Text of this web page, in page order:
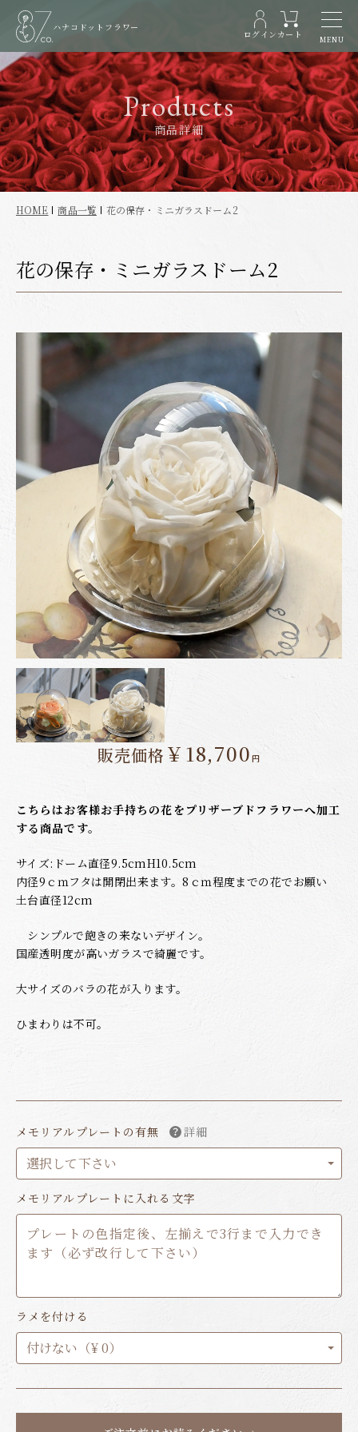
ハナコドットフラワー
MENU
ログイン カート
Products
商品詳細
HOME 商品一覧 花の保存・ミニガラスドーム2
花の保存・ミニガラスドーム2
販売価格 ￥18,700円
こちらはお客様お手持ちの花をプリザーブドフラワーへ加工
する商品です。
サイズ:ドーム直径9.5cmH10.5cm
内径9ｃｍフタは開閉出来ます。8ｃｍ程度までの花でお願い
土台直径12cm
シンプルで飽きの来ないデザイン。
国産透明度が高いガラスで綺麗です。
大サイズのバラの花が入ります。
ひまわりは不可。
メモリアルプレートの有無 詳細
メモリアルプレートに入れる文字
ラメを付ける